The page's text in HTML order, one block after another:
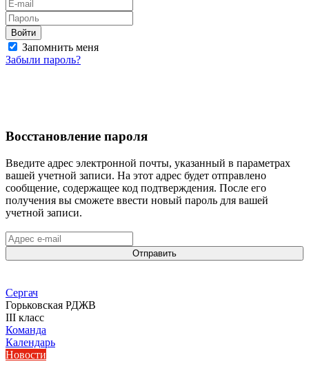
Войти
Запомнить меня
Забыли пароль?
Восстановление пароля
Введите адрес электронной почты, указанный в параметрах
вашей учетной записи. На этот адрес будет отправлено
сообщение, содержащее код подтверждения. После его
получения вы сможете ввести новый пароль для вашей
учетной записи.
Отправить
Сергач
Горьковская РДЖВ
III класс
Команда
Календарь
Новости